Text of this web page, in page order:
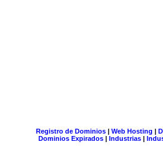
Registro de Dominios| Web Hosting |
Dominios Expirados | Industrias |